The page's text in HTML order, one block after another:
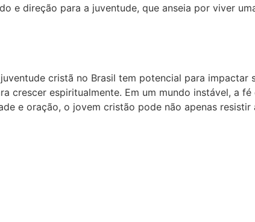
e direção para a juventude, que anseia por viver
cristã no Brasil tem potencial para impactar
crescer espiritualmente. Em um mundo instável, a fé
e oração, o jovem cristão pode não apenas resistir